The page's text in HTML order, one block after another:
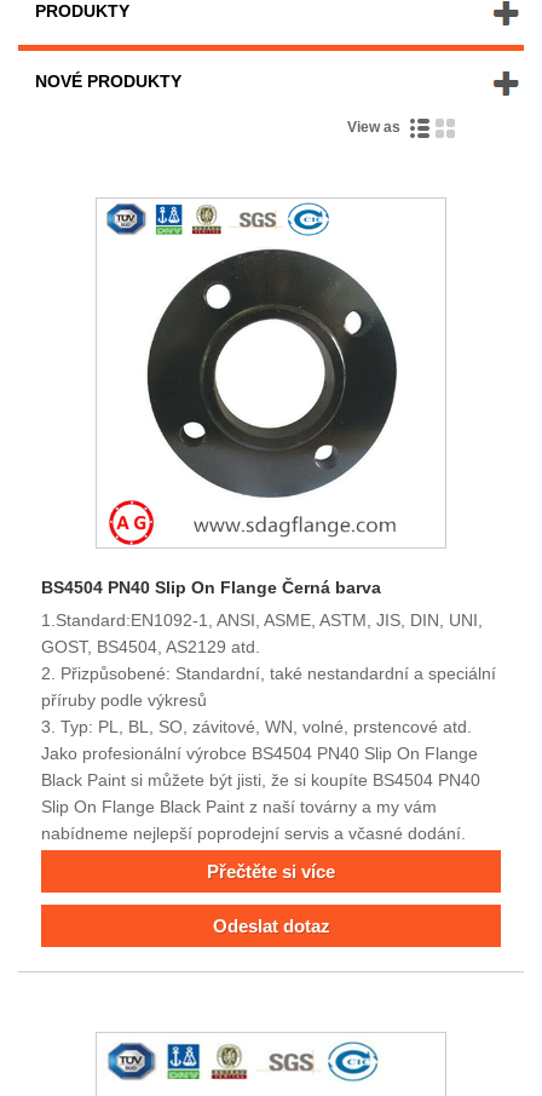
PRODUKTY
NOVÉ PRODUKTY
View as
BS4504 PN40 Slip On Flange Černá barva
1.Standard:EN1092-1, ANSI, ASME, ASTM, JIS, DIN, UNI,
GOST, BS4504, AS2129 atd.
2. Přizpůsobené: Standardní, také nestandardní a speciální
příruby podle výkresů
3. Typ: PL, BL, SO, závitové, WN, volné, prstencové atd.
Jako profesionální výrobce BS4504 PN40 Slip On Flange
Black Paint si můžete být jisti, že si koupíte BS4504 PN40
Slip On Flange Black Paint z naší továrny a my vám
nabídneme nejlepší poprodejní servis a včasné dodání.
Přečtěte si více
Odeslat dotaz